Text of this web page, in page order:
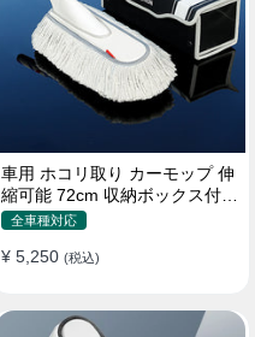
車用 ホコリ取り カーモップ 伸
縮可能 72cm 収納ボックス付き
軽量・コンパクト
全車種対応
¥ 5,250 (税込)